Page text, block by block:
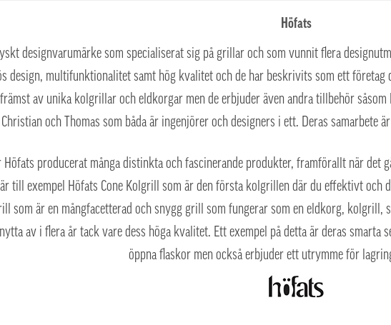
Höfats
designvarumärke som specialiserat sig på grillar och som vunnit flera
design, multifunktionalitet samt hög kvalitet och de har beskrivits som ett företag
av unika kolgrillar och eldkorgar men de erbjuder även andra tillbehör
och Thomas som båda är ingenjörer och designers i ett. Deras
Höfats producerat många distinkta och fascinerande produkter, framförallt när
till exempel Höfats Cone Kolgrill som är den första kolgrillen där du effektivt och
som är en mångfacetterad och snygg grill som fungerar som en eldkorg,
av i flera år tack vare dess höga kvalitet. Ett exempel på detta är deras smarta
öppna flaskor men också erbjuder ett utrymme för